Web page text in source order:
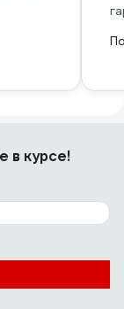
в курсе!